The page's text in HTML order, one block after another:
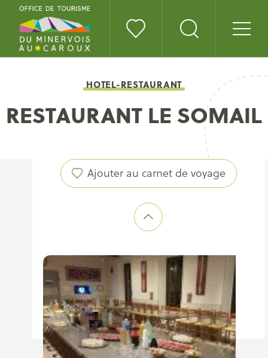
HOTEL-RESTAURANT
RESTAURANT LE SOMAIL
Ajouter au carnet de voyage